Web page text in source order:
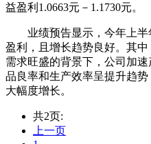
益盈利1.0663元－1.1730元。
业绩预告显示，今年上
盈利，且增长趋势良好。其
需求旺盛的背景下，公司加
品良率和生产效率呈提升趋
大幅度增长。
共2页:
上一页